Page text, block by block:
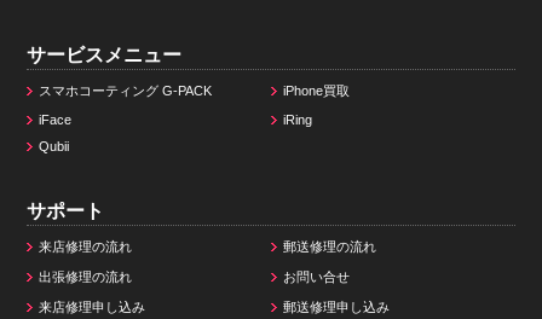
サービスメニュー
スマホコーティング G-PACK
iPhone買取
iFace
iRing
Qubii
サポート
来店修理の流れ 郵送修理の流れ
出張修理の流れ お問い合せ
来店修理申し込み 郵送修理申し込み